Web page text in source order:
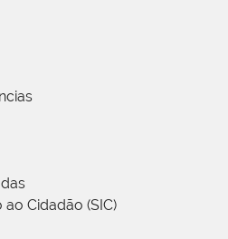
Cidadão (SIC)